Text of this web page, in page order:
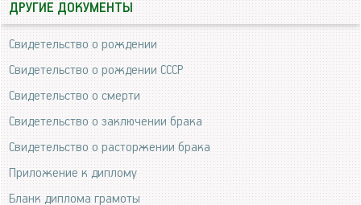
ДРУГИЕ ДОКУМЕНТЫ
Свидетельство о рождении
Свидетельство о рождении СССР
Свидетельство о смерти
Свидетельство о заключении брака
Свидетельство о расторжении брака
Приложение к диплому
Бланк диплома грамоты